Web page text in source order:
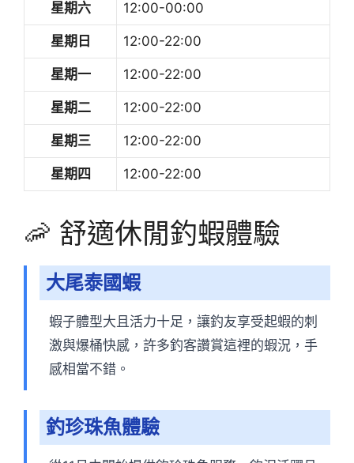
星期六 12:00-00:00
星期日 12:00-22:00
星期一 12:00-22:00
星期二 12:00-22:00
星期三 12:00-22:00
星期四 12:00-22:00
🦐 舒適休閒釣蝦體驗
大尾泰國蝦
蝦子體型大且活力十足，讓釣友享受起蝦的刺
激與爆桶快感，許多釣客讚賞這裡的蝦況，手
感相當不錯。
釣珍珠魚體驗